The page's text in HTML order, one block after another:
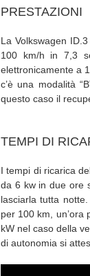
PRESTAZIONI
La Volkswagen
100 km/h in 7,3
elettronicamente a
c’è una modalità
questo caso il
TEMPI DI
I tempi di ricarica
da 6 kw in due ore
lasciarla tutta
per 100 km, un’ora
kW nel caso della
di autonomia si